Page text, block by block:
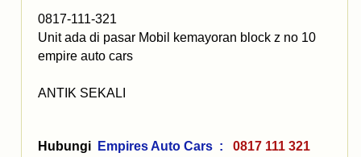
0817-111-321
Unit ada di pasar Mobil kemayoran block z no 10
empire auto cars
ANTIK SEKALI
Hubungi Empires Auto Cars :
0817 111 321